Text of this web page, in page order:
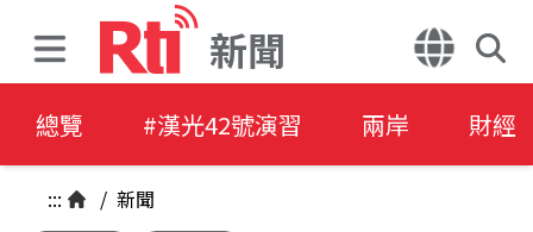
新聞
總覽 #漢光42號演習 兩岸 財經
::: / 新聞